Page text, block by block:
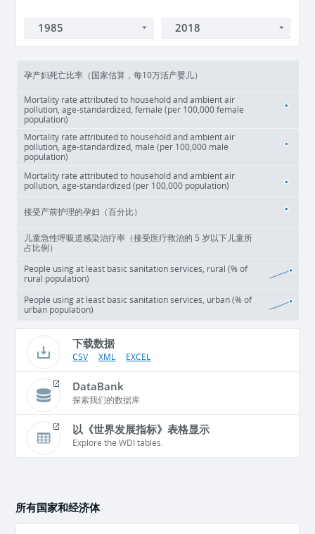
孕产妇死亡比率（国家估算，每10万活产婴儿）
Mortality rate attributed to household and ambient air
pollution, age-standardized, female (per 100,000 female
population)
Mortality rate attributed to household and ambient air
pollution, age-standardized, male (per 100,000 male
population)
Mortality rate attributed to household and ambient air
pollution, age-standardized (per 100,000 population)
接受产前护理的孕妇（百分比）
儿童急性呼吸道感染治疗率（接受医疗救治的 5 岁以下儿童所
占比例）
People using at least basic sanitation services, rural (% of
rural population)
People using at least basic sanitation services, urban (% of
urban population)
下载数据
CSV XML EXCEL
DataBank
探索我们的数据库
以《世界发展指标》表格显示
Explore the WDI tables.
所有国家和经济体